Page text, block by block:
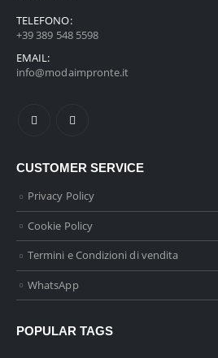
TELEFONO:
+39 389 548 5598
EMAIL:
info@modaimpronte.it
CUSTOMER SERVICE
Privacy Policy
Cookie Policy
Termini e Condizioni di vendita
WhatsApp
POPULAR TAGS